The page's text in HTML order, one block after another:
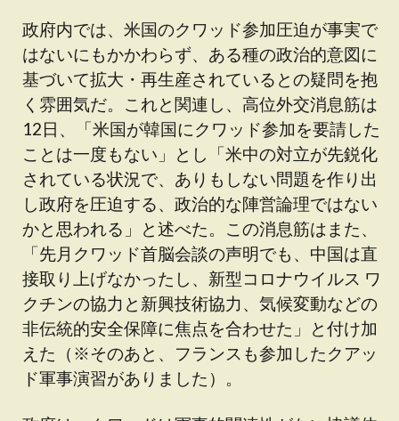
政府内では、米国のクワッド参加圧迫が事実で
はないにもかかわらず、ある種の政治的意図に
基づいて拡大・再生産されているとの疑問を抱
く雰囲気だ。これと関連し、高位外交消息筋は
12日、「米国が韓国にクワッド参加を要請した
ことは一度もない」とし「米中の対立が先鋭化
されている状況で、ありもしない問題を作り出
し政府を圧迫する、政治的な陣営論理ではない
かと思われる」と述べた。この消息筋はまた、
「先月クワッド首脳会談の声明でも、中国は直
接取り上げなかったし、新型コロナウイルス ワ
クチンの協力と新興技術協力、気候変動などの
非伝統的安全保障に焦点を合わせた」と付け加
えた（ ※そのあと、フランスも参加したクアッ
ド軍事演習がありました）。